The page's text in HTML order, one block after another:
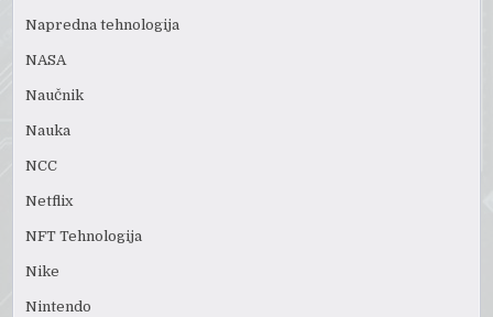
Napredna tehnologija
NASA
Naučnik
Nauka
NCC
Netflix
NFT Tehnologija
Nike
Nintendo